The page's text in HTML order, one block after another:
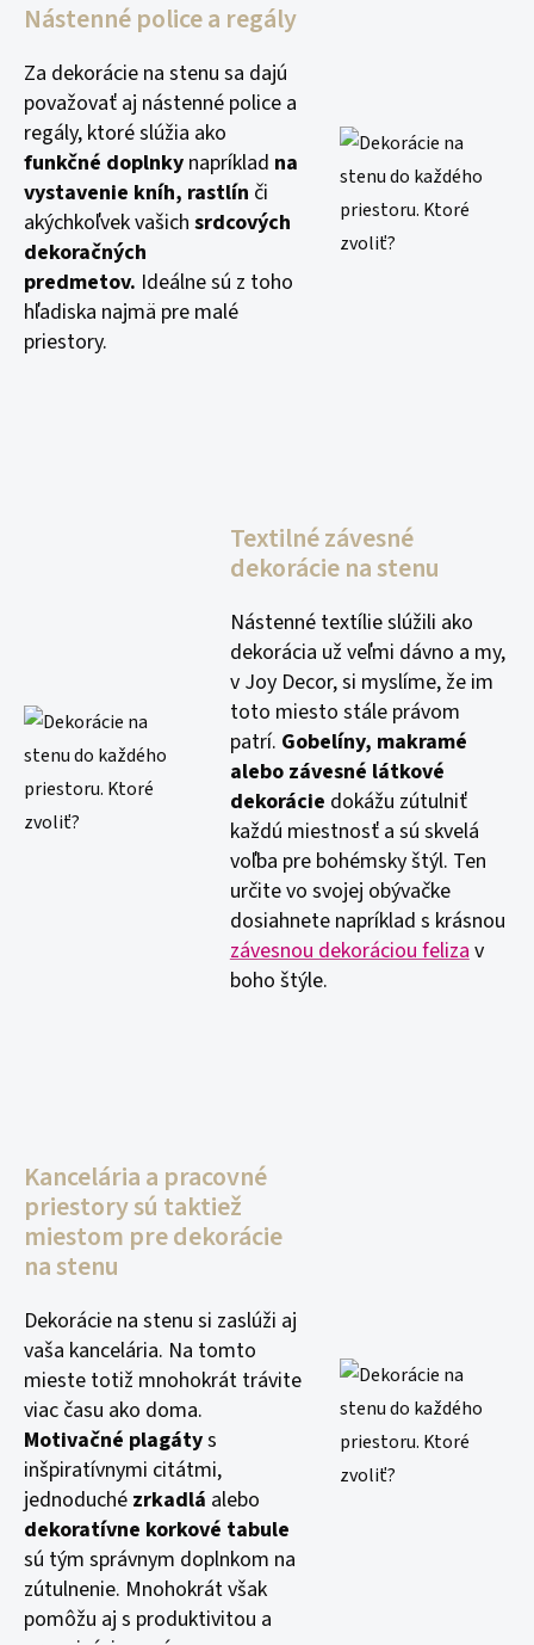
Nástenné police a regály
Za dekorácie na stenu sa dajú
považovať aj nástenné police a
regály, ktoré slúžia ako
funkčné doplnky napríklad na
vystavenie kníh, rastlín či
akýchkoľvek vašich srdcových
dekoračných
predmetov. Ideálne sú z toho
hľadiska najmä pre malé
priestory.
Textilné závesné
dekorácie na stenu
Nástenné textílie slúžili ako
dekorácia už veľmi dávno a my,
v Joy Decor, si myslíme, že im
toto miesto stále právom
patrí. Gobelíny, makramé
alebo závesné látkové
dekorácie dokážu zútulniť
každú miestnosť a sú skvelá
voľba pre bohémsky štýl. Ten
určite vo svojej obývačke
dosiahnete napríklad s krásnou
závesnou dekoráciou felizav
boho štýle.
Kancelária a pracovné
priestory sú taktiež
miestom pre dekorácie
na stenu
Dekorácie na stenu si zaslúži aj
vaša kancelária. Na tomto
mieste totiž mnohokrát trávite
viac času ako doma.
Motivačné plagátys
inšpiratívnymi citátmi,
jednoduché zrkadlá alebo
dekoratívne korkové tabule
sú tým správnym doplnkom na
zútulnenie. Mnohokrát však
pomôžu aj s produktivitou a